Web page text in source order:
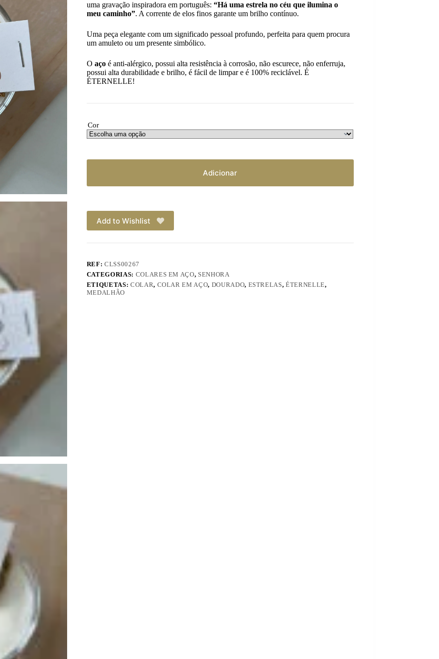
uma gravação inspiradora em português: “Há uma estrela no céu que ilumina o
meu caminho”. A corrente de elos finos garante um brilho contínuo.
Uma peça elegante com um significado pessoal profundo, perfeita para quem procura
um amuleto ou um presente simbólico.
O açoé anti-alérgico, possui alta resistência à corrosão, não escurece, não enferruja,
possui alta durabilidade e brilho, é fácil de limpar e é 100% reciclável. É
ÉTERNELLE!
Cor
Adicionar
Add to Wishlist
REF:CLSS00267
CATEGORIAS: COLARES EM AÇO, SENHORA
ETIQUETAS: COLAR, COLAR EM AÇO, DOURADO, ESTRELAS,ÉTERNELLE,
MEDALHÃO